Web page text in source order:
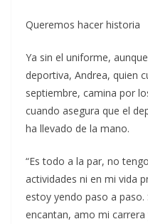
Queremos hacer historia
Ya sin el uniforme,
deportiva, Andrea, quien
septiembre, camina por
cuando asegura que el
ha llevado de la mano.
“Es todo a la par, no
actividades ni en mi vida
estoy yendo paso a
encantan, amo mi carrera